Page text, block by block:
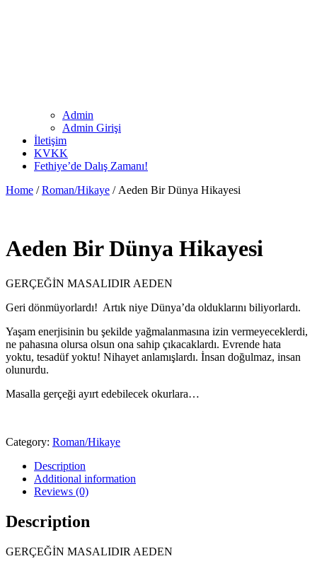
Admin
Admin Girişi
İletişim
KVKK
Fethiye’de Dalış Zamanı!
Home /Roman/Hikaye / Aeden Bir Dünya Hikayesi
Aeden Bir Dünya Hikayesi
GERÇEĞİN MASALIDIR AEDEN
Geri dönmüyorlardı! Artık niye Dünya’da olduklarını biliyorlardı.
Yaşam enerjisinin bu şekilde yağmalanmasına izin vermeyeceklerdi,
ne pahasına olursa olsun ona sahip çıkacaklardı. Evrende hata
yoktu, tesadüf yoktu! Nihayet anlamışlardı. İnsan doğulmaz, insan
olunurdu.
Masalla gerçeği ayırt edebilecek okurlara…
Category: Roman/Hikaye
Description
Additional information
Reviews (0)
Description
GERÇEĞİN MASALIDIR AEDEN